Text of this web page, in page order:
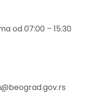
od 07:00 – 15:30